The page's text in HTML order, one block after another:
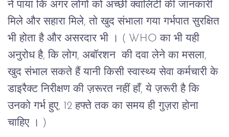
ने पाया कि अगर लोगों को अच्छी क्वालिटी की जानकारी
मिले और सहारा मिले, तो खुद संभाला गया गर्भपात सुरक्षित
भी होता है और असरदार भी । ( WHO का भी यही
अनुरोध है, कि लोग, अबॉरशन की दवा लेने का मसला,
खुद संभाल सकते हैं यानी किसी स्वास्थ्य सेवा कर्मचारी के
डाइरैक्ट निरीक्षण की ज़रूरत नहीं हाँ, ये ज़रूरी है कि
उनको गर्भ हुए, 12 हफ्ते तक का समय ही गुज़रा होना
चाहिए । )